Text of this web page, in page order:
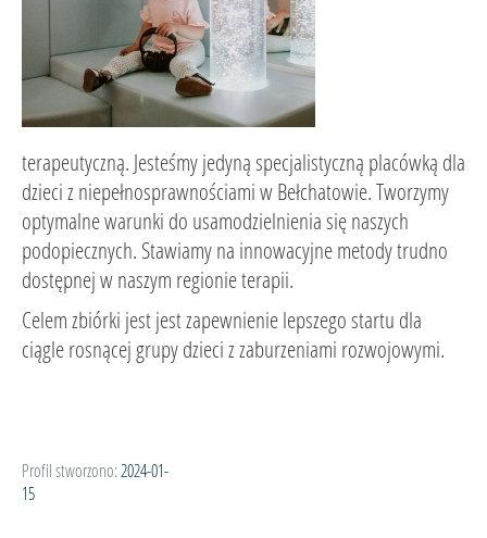
terapeutyczną. Jesteśmy jedyną specjalistyczną placówką dla
dzieci z niepełnosprawnościami w Bełchatowie. Tworzymy
optymalne warunki do usamodzielnienia się naszych
podopiecznych. Stawiamy na innowacyjne metody trudno
dostępnej w naszym regionie terapii.
Celem zbiórki jest jest zapewnienie lepszego startu dla
ciągle rosnącej grupy dzieci z zaburzeniami rozwojowymi.
Profil stworzono: 2024-01-
15